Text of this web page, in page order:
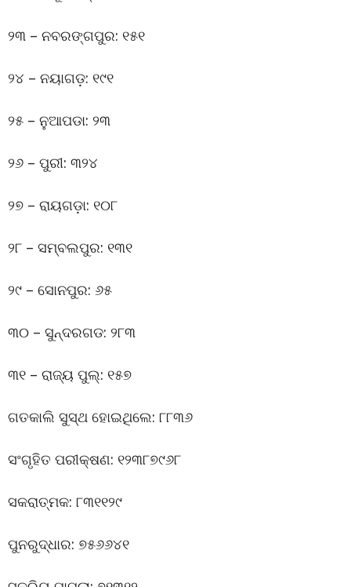
୨୩ – ନବରଙ୍ଗପୁର: ୧୫୧
୨୪ – ନୟାଗଡ଼: ୧୯୧
୨୫ – ନୁଆପଡା: ୨୩
୨୬ – ପୁରୀ: ୩୨୪
୨୭ – ରାୟଗଡ଼ା: ୧୦୮
୨୮ – ସମ୍ବଲପୁର: ୧୩୧
୨୯ – ସୋନପୁର: ୬୫
୩୦ – ସୁନ୍ଦରଗଡ: ୨୮୩
୩୧ – ରାଜ୍ୟ ପୁଲ୍: ୧୫୭
ଗତକାଲି ସୁସ୍ଥ ହୋଇଥିଲେ: ୮୮୩୬
ସଂଗୃହିତ ପରୀକ୍ଷଣ: ୧୨୩୮୭୯୬୮
ସକରାତ୍ମକ: ୮୩୧୧୨୯
ପୁନରୁଦ୍ଧାର: ୭୫୬୬୪୧